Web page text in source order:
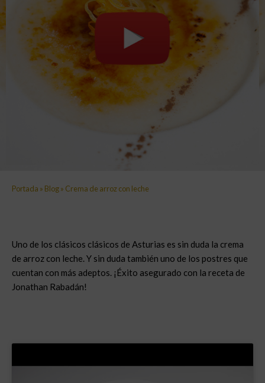
Portada » Blog» Crema de arroz con leche
Uno de los clásicos clásicos de Asturias es sin duda la crema
de arroz con leche. Y sin duda también uno de los postres que
cuentan con más adeptos. ¡Éxito asegurado con la receta de
Jonathan Rabadán!